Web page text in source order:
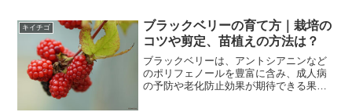
キイチゴ
ブラックベリーの育て方｜栽培の
コツや剪定、苗植えの方法は？
ブラックベリーは、アントシアニンなど
のポリフェノールを豊富に含み、成人病
の予防や老化防止効果が期待できる果実